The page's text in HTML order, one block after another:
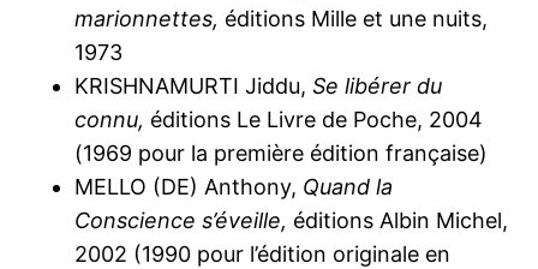
marionnettes, éditions Mille et une nuits,
1973
KRISHNAMURTI Jiddu,Se libérer du
connu, éditions Le Livre de Poche, 2004
(1969 pour la première édition française)
MELLO (DE) Anthony, Quand la
Conscience s’éveille, éditions Albin Michel,
2002 (1990 pour l’édition originale en